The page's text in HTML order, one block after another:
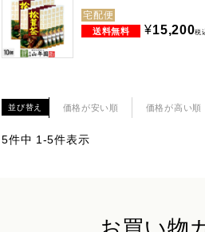
宅配便
¥15,200税
並び替え 価格が安い順 価格が高い順
5件中 1 -5件表示